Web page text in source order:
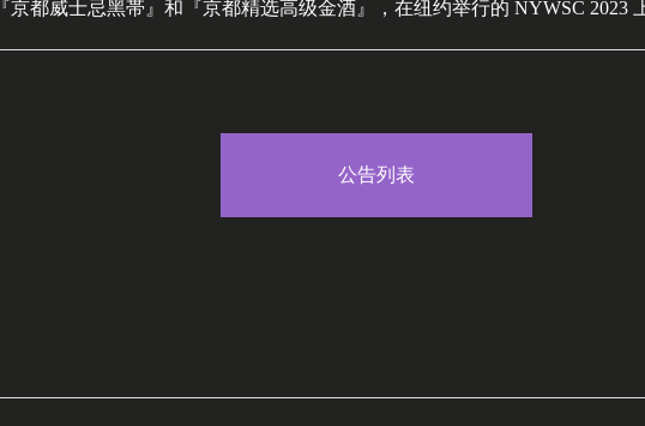
『京都威士忌黑帯』和『京都精选高级金酒』，在纽约举行的 NYWSC 2023
公告列表